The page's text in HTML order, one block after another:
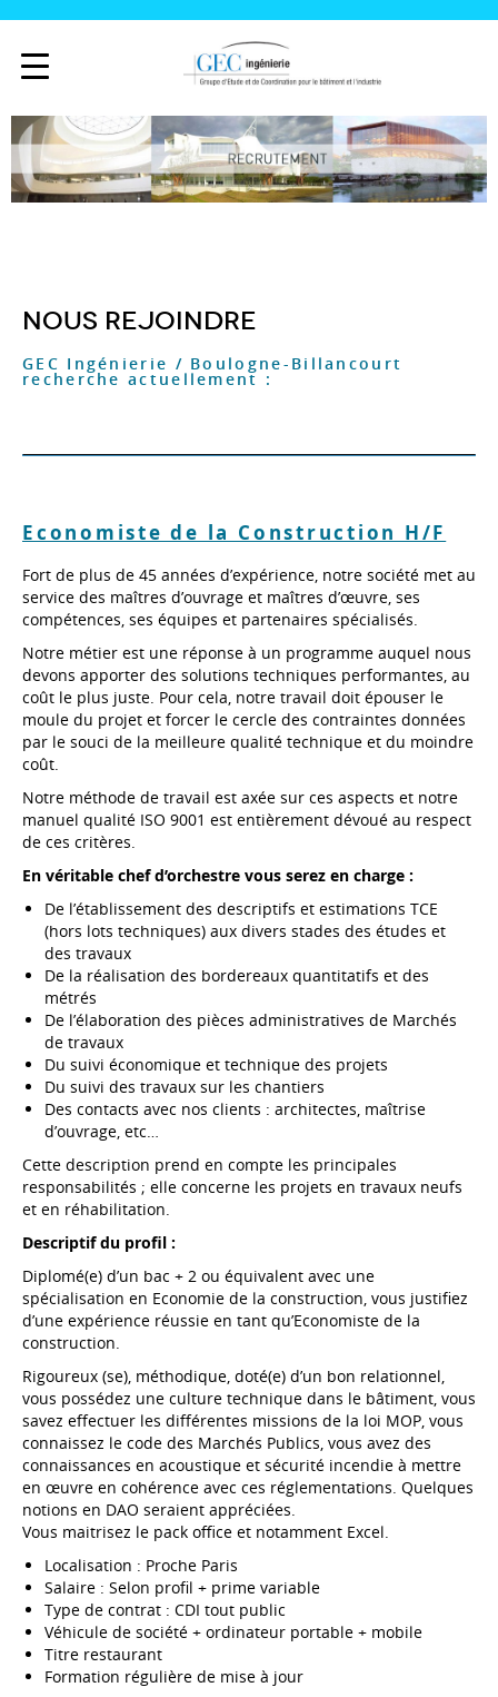
Nous rejoindre
GEC Ingénierie / Boulogne-Billancourt
recherche actuellement :
Economiste de la Construction H/F
Fort de plus de 45 années d’expérience, notre société met au
service des maîtres d’ouvrage et maîtres d’œuvre, ses
compétences, ses équipes et partenaires spécialisés.
Notre métier est une réponse à un programme auquel nous
devons apporter des solutions techniques performantes, au
coût le plus juste. Pour cela, notre travail doit épouser le
moule du projet et forcer le cercle des contraintes données
par le souci de la meilleure qualité technique et du moindre
coût.
Notre méthode de travail est axée sur ces aspects et notre
manuel qualité ISO 9001 est entièrement dévoué au respect
de ces critères.
En véritable chef d’orchestre vous serez en charge :
De l’établissement des descriptifs et estimations TCE
(hors lots techniques) aux divers stades des études et
des travaux
De la réalisation des bordereaux quantitatifs et des
métrés
De l’élaboration des pièces administratives de Marchés
de travaux
Du suivi économique et technique des projets
Du suivi des travaux sur les chantiers
Des contacts avec nos clients : architectes, maîtrise
d’ouvrage, etc…
Cette description prend en compte les principales
responsabilités ; elle concerne les projets en travaux neufs
et en réhabilitation.
Descriptif du profil :
Diplomé(e) d’un bac + 2 ou équivalent avec une
spécialisation en Economie de la construction, vous justifiez
d’une expérience réussie en tant qu’Economiste de la
construction.
Rigoureux (se), méthodique, doté(e) d’un bon relationnel,
vous possédez une culture technique dans le bâtiment, vous
savez effectuer les différentes missions de la loi MOP, vous
connaissez le code des Marchés Publics, vous avez des
connaissances en acoustique et sécurité incendie à mettre
en œuvre en cohérence avec ces réglementations. Quelques
notions en DAO seraient appréciées.
Vous maitrisez le pack office et notamment Excel.
Localisation : Proche Paris
Salaire : Selon profil + prime variable
Type de contrat : CDI tout public
Véhicule de société + ordinateur portable + mobile
Titre restaurant
Formation régulière de mise à jour